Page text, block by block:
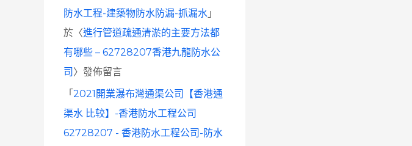
防水工程-建築物防水防漏-抓漏水 」
於〈進行管道疏通清淤的主要方法都
有哪些 – 62728207香港九龍防水公
司 〉發佈留言
「 2021開業瀑布灣通渠公司【香港通
渠水 比较】-香港防水工程公司
62728207 - 香港防水工程公司-防水